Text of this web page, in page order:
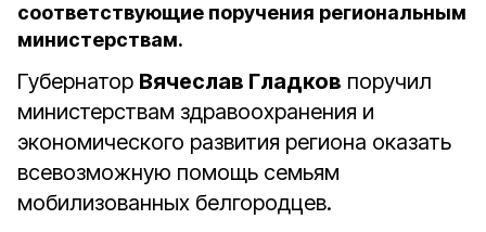
соответствующие поручения региональным
министерствам.
Губернатор Вячеслав Гладков поручил
министерствам здравоохранения и
экономического развития региона оказать
всевозможную помощь семьям
мобилизованных белгородцев.